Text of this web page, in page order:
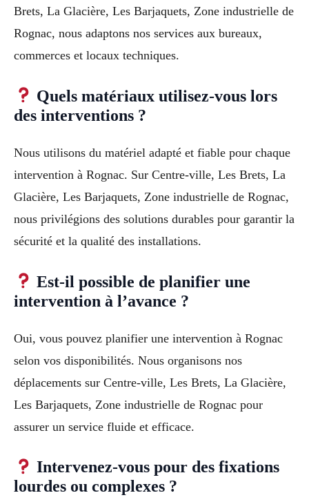
Brets, La Glacière, Les Barjaquets, Zone industrielle de
Rognac, nous adaptons nos services aux bureaux,
commerces et locaux techniques.
Quels matériaux utilisez-vous lors
des interventions ?
Nous utilisons du matériel adapté et fiable pour chaque
intervention à Rognac. Sur Centre-ville, Les Brets, La
Glacière, Les Barjaquets, Zone industrielle de Rognac,
nous privilégions des solutions durables pour garantir la
sécurité et la qualité des installations.
Est-il possible de planifier une
intervention à l’avance ?
Oui, vous pouvez planifier une intervention à Rognac
selon vos disponibilités. Nous organisons nos
déplacements sur Centre-ville, Les Brets, La Glacière,
Les Barjaquets, Zone industrielle de Rognac pour
assurer un service fluide et efficace.
Intervenez-vous pour des fixations
lourdes ou complexes ?